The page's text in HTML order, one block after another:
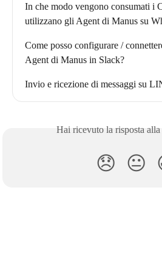
In che modo vengono consumati i
utilizzano gli Agent di Manus su
Come posso configurare /
Agent di Manus in Slack?
Invio e ricezione di messaggi su
Hai ricevuto la risposta alla
😞 😐